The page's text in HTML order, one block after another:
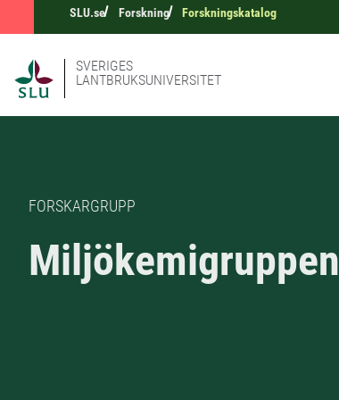
SLU.se Forskning Forskningskatalog
SVERIGES
LANTBRUKSUNIVERSITET
FORSKARGRUPP
Miljökemigruppen